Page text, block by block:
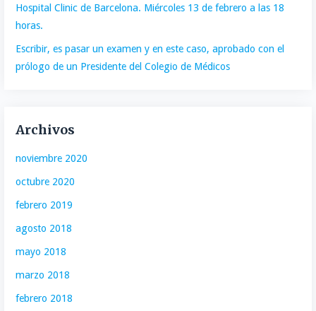
Hospital Clinic de Barcelona. Miércoles 13 de febrero a las 18
horas.
Escribir, es pasar un examen y en este caso, aprobado con el
prólogo de un Presidente del Colegio de Médicos
Archivos
noviembre 2020
octubre 2020
febrero 2019
agosto 2018
mayo 2018
marzo 2018
febrero 2018